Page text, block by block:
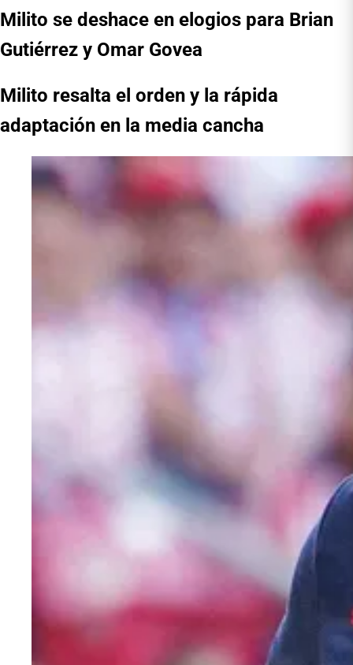
Milito se deshace en elogios para Brian
Gutiérrez y Omar Govea
Milito resalta el orden y la rápida
adaptación en la media cancha